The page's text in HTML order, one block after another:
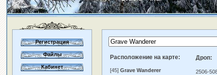
Регистрация
Файлы
Кабинет
Расположение на карте:
[45] Grave Wanderer
Дроп:
2506-